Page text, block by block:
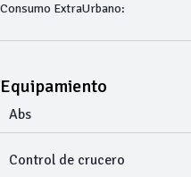
Consumo ExtraUrbano:
Equipamiento
Abs
Control de crucero